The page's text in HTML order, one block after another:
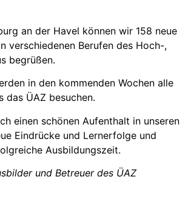
an der Havel können wir 158 neue
verschiedenen Berufen des Hoch-,
begrüßen.
in den kommenden Wochen alle
das ÜAZ besuchen.
einen schönen Aufenthalt in unseren
Eindrücke und Lernerfolge und
Ausbildungszeit.
und Betreuer des ÜAZ